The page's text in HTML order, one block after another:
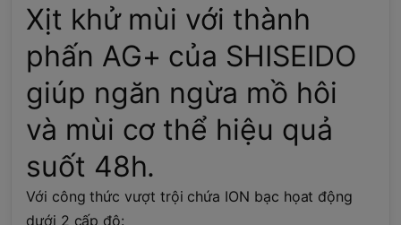
Xịt khử mùi với thành
phấn AG+ của SHISEIDO
giúp ngăn ngừa mồ hôi
và mùi cơ thể hiệu quả
suốt 48h.
Với công thức vượt trội chứa ION bạc họat động
dưới 2 cấp độ: